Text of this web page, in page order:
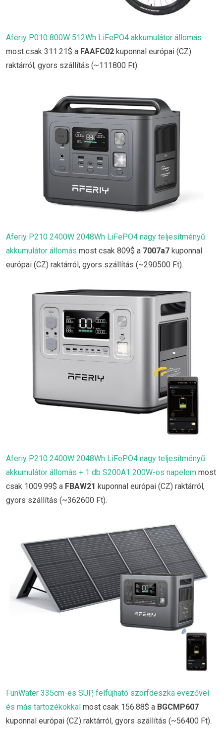
Aferiy P010 800W 512Wh LiFePO4 akkumulátor állomás
most csak 311.21$ a FAAFC02 kuponnal európai (CZ)
raktárról, gyors szállítás (~111800 Ft).
Aferiy P210 2400W 2048Wh LiFePO4 nagy teljesítményű
akkumulátor állomás most csak 809$ a 7007a7 kuponnal
európai (CZ) raktárról, gyors szállítás (~290500 Ft).
Aferiy P210 2400W 2048Wh LiFePO4 nagy teljesítményű
akkumulátor állomás + 1 db S200A1 200W-os napelem most
csak 1009.99$ a FBAW21 kuponnal európai (CZ) raktárról,
gyors szállítás (~362600 Ft).
FunWater 335cm-es SUP, felfújható szörfdeszka evezővel
és más tartozékokkal most csak 156.88$ a BGCMP607
kuponnal európai (CZ) raktárról, gyors szállítás (~56400 Ft).